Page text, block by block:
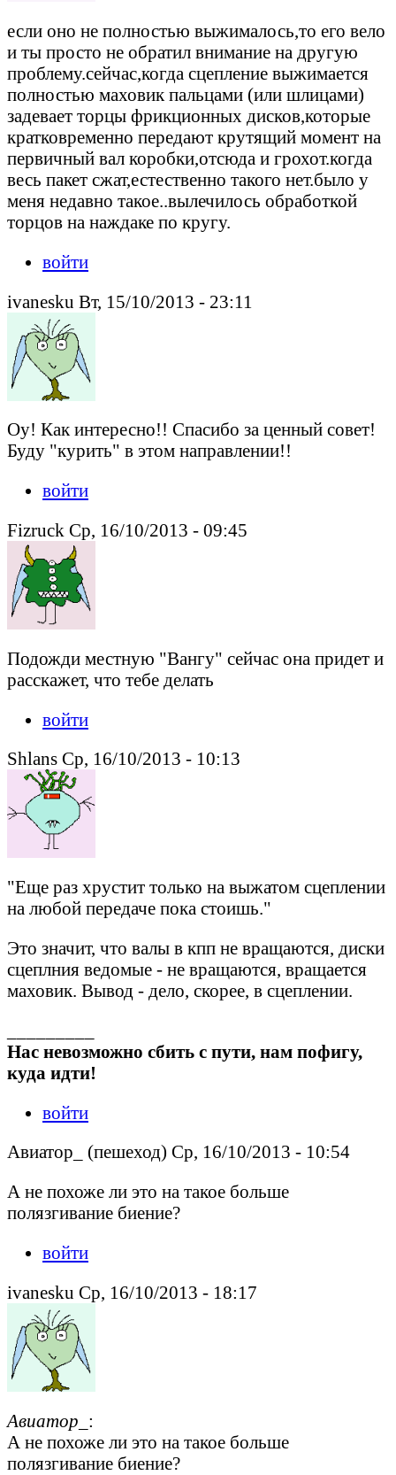
если оно не полностью выжималось,то его вело
и ты просто не обратил внимание на другую
проблему.сейчас,когда сцепление выжимается
полностью маховик пальцами (или шлицами)
задевает торцы фрикционных дисков,которые
кратковременно передают крутящий момент на
первичный вал коробки,отсюда и грохот.когда
весь пакет сжат,естественно такого нет.было у
меня недавно такое..вылечилось обработкой
торцов на наждаке по кругу.
войти
ivanesku Вт, 15/10/2013 - 23:11
Оу! Как интересно!! Спасибо за ценный совет!
Буду "курить" в этом направлении!!
войти
Fizruck Ср, 16/10/2013 - 09:45
Подожди местную "Вангу" сейчас она придет и
расскажет, что тебе делать
войти
Shlans Ср, 16/10/2013 - 10:13
"Еще раз хрустит только на выжатом сцеплении
на любой передаче пока стоишь."
Это значит, что валы в кпп не вращаются, диски
сцеплния ведомые - не вращаются, вращается
маховик. Вывод - дело, скорее, в сцеплении.
Нас невозможно сбить с пути, нам пофигу,
куда идти!
войти
Авиатор_ (пешеход) Ср, 16/10/2013 - 10:54
А не похоже ли это на такое больше
полязгивание биение?
войти
ivanesku Ср, 16/10/2013 - 18:17
Авиатор_ :
А не похоже ли это на такое больше
полязгивание биение?